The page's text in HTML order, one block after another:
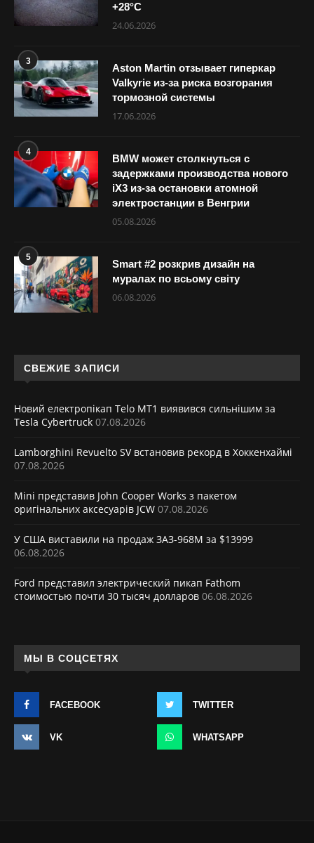
+28°С
24.06.2026
3
Aston Martin отзывает гиперкар
Valkyrie из-за риска возгорания
тормозной системы
17.06.2026
4
BMW может столкнуться с
задержками производства нового
iX3 из-за остановки атомной
электростанции в Венгрии
05.08.2026
5
Smart #2 розкрив дизайн на
муралах по всьому світу
06.08.2026
СВЕЖИЕ ЗАПИСИ
Новий електропікап Telo MT1 виявився сильнішим за
Tesla Cybertruck 07.08.2026
Lamborghini Revuelto SV встановив рекорд в Хоккенхаймі
07.08.2026
Mini представив John Cooper Works з пакетом
оригінальних аксесуарів JCW 07.08.2026
У США виставили на продаж ЗАЗ-968М за $13999
06.08.2026
Ford представил электрический пикап Fathom
стоимостью почти 30 тысяч долларов 06.08.2026
МЫ В СОЦСЕТЯХ
FACEBOOK TWITTER
VK WHATSAPP